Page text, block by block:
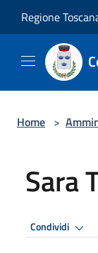
Regione
Home >
Sara
Condividi